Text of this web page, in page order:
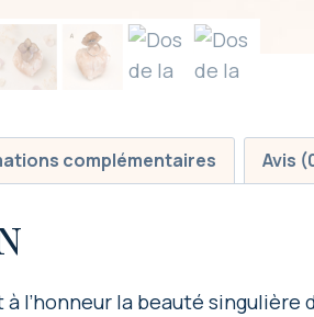
complémentaires Avis
l’honneur la beauté